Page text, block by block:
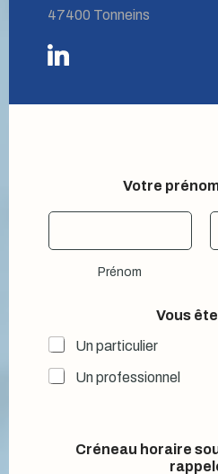
47400 Tonneins
Votre
Prénom
Vous
Un particulier
Un professionnel
ê
t
Créneau horaire